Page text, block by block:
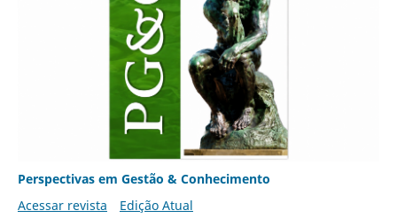
Perspectivas em Gestão & Conhecimento
Acessar revista
Edição Atual